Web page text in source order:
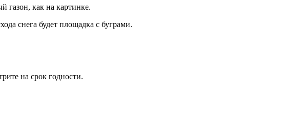
газон, как на картинке.
снега будет площадка с буграми.
на срок годности.